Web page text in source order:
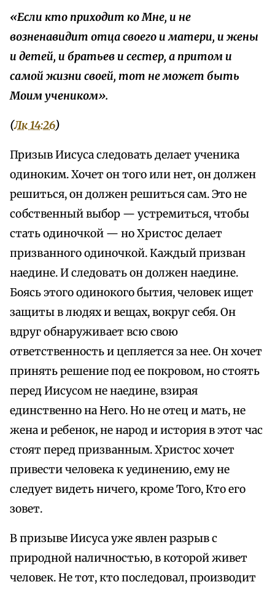
«Если кто приходит ко Мне, и не
возненавидит отца своего и матери, и жены
и детей, и братьев и сестер, а притом и
самой жизни своей, тот не может быть
Моим учеником».
(Лк 14:26)
Призыв Иисуса следовать делает ученика
одиноким. Хочет он того или нет, он должен
решиться, он должен решиться сам. Это не
собственный выбор — устремиться, чтобы
стать одиночкой — но Христос делает
призванного одиночкой. Каждый призван
наедине. И следовать он должен наедине.
Боясь этого одинокого бытия, человек ищет
защиты в людях и вещах, вокруг себя. Он
вдруг обнаруживает всю свою
ответственность и цепляется за нее. Он хочет
принять решение под ее покровом, но стоять
перед Иисусом не наедине, взирая
единственно на Него. Но не отец и мать, не
жена и ребенок, не народ и история в этот час
стоят перед призванным. Христос хочет
привести человека к уединению, ему не
следует видеть ничего, кроме Того, Кто его
зовет.
В призыве Иисуса уже явлен разрыв с
природной наличностью, в которой живет
человек. Не тот, кто последовал, производит